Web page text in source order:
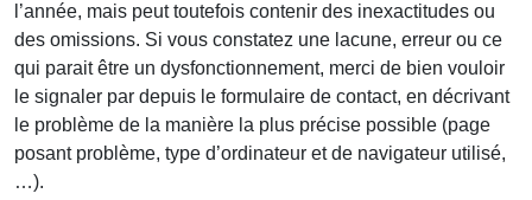
l’année, mais peut toutefois contenir des inexactitudes ou
des omissions. Si vous constatez une lacune, erreur ou ce
qui parait être un dysfonctionnement, merci de bien vouloir
le signaler par depuis le formulaire de contact, en décrivant
le problème de la manière la plus précise possible (page
posant problème, type d’ordinateur et de navigateur utilisé,
…).